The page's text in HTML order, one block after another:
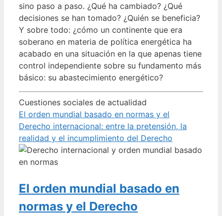
sino paso a paso. ¿Qué ha cambiado? ¿Qué
decisiones se han tomado? ¿Quién se beneficia?
Y sobre todo: ¿cómo un continente que era
soberano en materia de política energética ha
acabado en una situación en la que apenas tiene
control independiente sobre su fundamento más
básico: su abastecimiento energético?
Cuestiones sociales de actualidad
El orden mundial basado en normas y el
Derecho internacional: entre la pretensión, la
realidad y el incumplimiento del Derecho
El orden mundial basado en
normas y el Derecho